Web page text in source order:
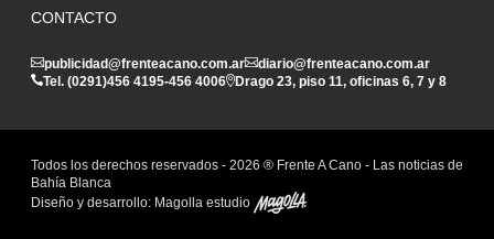
CONTACTO
publicidad@frenteacano.com.ar
diario@frenteacano.com.ar
Tel. (0291)456 4195-456 4006 Drago 23, piso 11, oficinas 6, 7 y 8
Todos los derechos reservados - 2026 ® Frente A Cano - Las noticias de
Bahía Blanca
Diseño y desarrollo: Magolla estudio